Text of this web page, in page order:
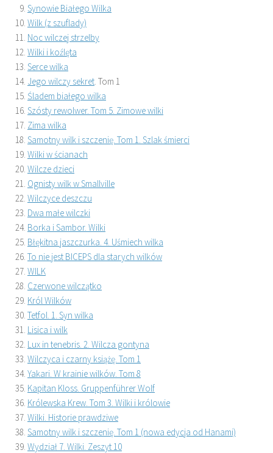
Synowie Białego Wilka
Wilk (z szuflady)
Noc wilczej strzelby
Wilki i koźlęta
Serce wilka
Jego wilczy sekret . Tom 1
Śladem białego wilka
Szósty rewolwer. Tom 5. Zimowe wilki
Zima wilka
Samotny wilk i szczenię. Tom 1. Szlak śmierci
Wilki w ścianach
Wilcze dzieci
Ognisty wilk w Smallville
Wilczyce deszczu
Dwa małe wilczki
Borka i Sambor. Wilki
Błękitna jaszczurka. 4. Uśmiech wilka
To nie jest BICEPS dla starych wilków
WILK
Czerwone wilczątko
Król Wilków
Tetfol. 1. Syn wilka
Lisica i wilk
Lux in tenebris. 2. Wilcza gontyna
Wilczyca i czarny książę. Tom 1
Yakari. W krainie wilków. Tom 8
Kapitan Kloss. Gruppenführer Wolf
Królewska Krew. Tom 3. Wilki i królowie
Wilki. Historie prawdziwe
Samotny wilk i szczenię. Tom 1 (nowa edycja od Hanami)
Wydział 7. Wilki. Zeszyt 10